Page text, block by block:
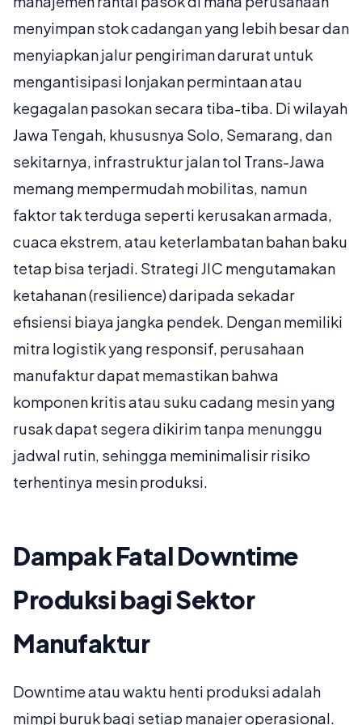
menyimpan stok cadangan yang lebih besar dan
menyiapkan jalur pengiriman darurat untuk
mengantisipasi lonjakan permintaan atau
kegagalan pasokan secara tiba-tiba. Di wilayah
Jawa Tengah, khususnya Solo, Semarang, dan
sekitarnya, infrastruktur jalan tol Trans-Jawa
memang mempermudah mobilitas, namun
faktor tak terduga seperti kerusakan armada,
cuaca ekstrem, atau keterlambatan bahan baku
tetap bisa terjadi. Strategi JIC mengutamakan
ketahanan (resilience) daripada sekadar
efisiensi biaya jangka pendek. Dengan memiliki
mitra logistik yang responsif, perusahaan
manufaktur dapat memastikan bahwa
komponen kritis atau suku cadang mesin yang
rusak dapat segera dikirim tanpa menunggu
jadwal rutin, sehingga meminimalisir risiko
terhentinya mesin produksi.
Dampak Fatal Downtime
Produksi bagi Sektor
Manufaktur
Downtime atau waktu henti produksi adalah
mimpi buruk bagi setiap manajer operasional.